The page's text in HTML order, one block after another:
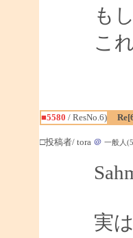
も
こ
■5580 / ResNo.6)
□投稿者/ tora ＠ 一般人
実